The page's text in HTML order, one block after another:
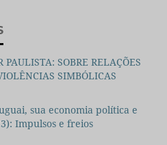
SOBRE RELAÇÕES
SIMBÓLICAS
sua economia política e
Impulsos e freios